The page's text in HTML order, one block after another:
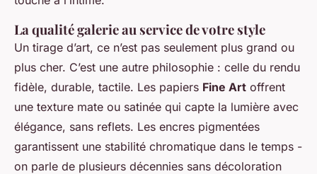
La qualité galerie au service de votre style
Un tirage d’art, ce n’est pas seulement plus grand ou
plus cher. C’est une autre philosophie : celle du rendu
fidèle, durable, tactile. Les papiers Fine Art offrent
une texture mate ou satinée qui capte la lumière avec
élégance, sans reflets. Les encres pigmentées
garantissent une stabilité chromatique dans le temps -
on parle de plusieurs décennies sans décoloration